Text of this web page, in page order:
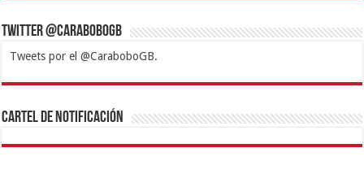
Twitter @CaraboboGB
Tweets por el @CaraboboGB.
1xbetBetturkeyBetistKralbetSupertotobetTipobetMatadorbetMariobet
https://mvbcasino.com/
Cartel de Notificación